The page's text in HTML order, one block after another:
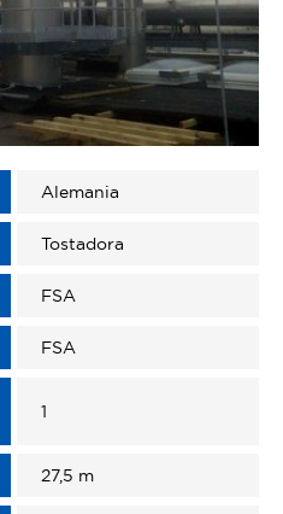
Alemania
Tostadora
FSA
FSA
1
27,5 m